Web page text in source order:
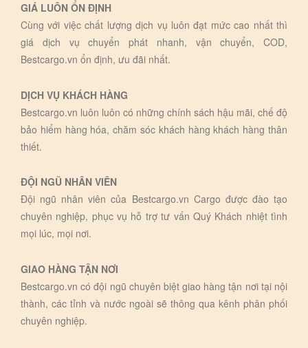
GIÁ LUÔN ỔN ĐỊNH
Cùng với việc chất lượng dịch vụ luôn đạt mức cao nhất thì
giá dịch vụ chuyển phát nhanh, vận chuyển, COD,
Bestcargo.vn ổn định, ưu đãi nhất.
DỊCH VỤ KHÁCH HÀNG
Bestcargo.vn luôn luôn có những chính sách hậu mãi, chế độ
bảo hiểm hàng hóa, chăm sóc khách hàng khách hàng thân
thiết.
ĐỘI NGŨ NHÂN VIÊN
Đội ngũ nhân viên của Bestcargo.vn Cargo được đào tạo
chuyên nghiệp, phục vụ hỗ trợ tư vấn Quý Khách nhiệt tình
mọi lúc, mọi nơi.
GIAO HÀNG TẬN NƠI
Bestcargo.vn có đội ngũ chuyên biệt giao hàng tận nơi tại nội
thành, các tỉnh và nước ngoài sẽ thông qua kênh phân phối
chuyên nghiệp.